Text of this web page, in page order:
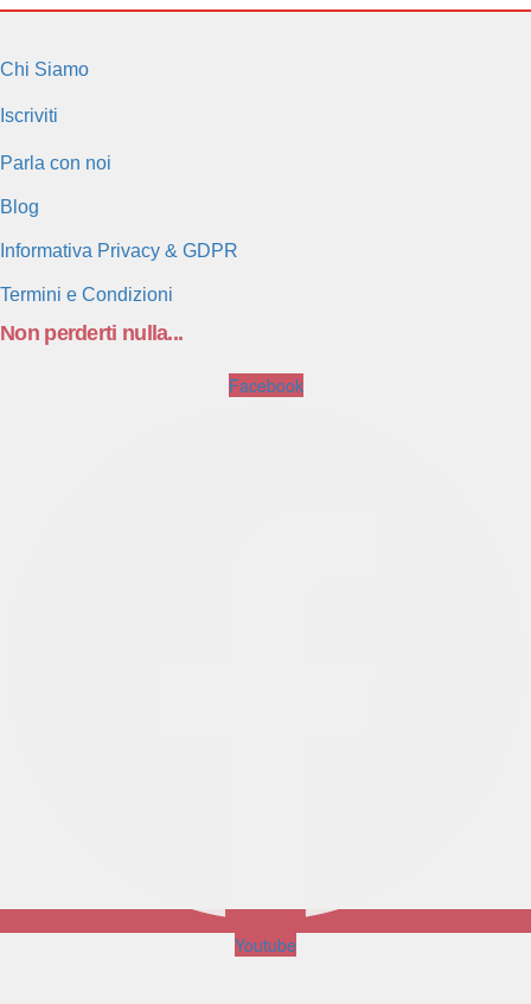
Chi Siamo
Iscriviti
Parla con noi
Blog
Informativa Privacy & GDPR
Termini e Condizioni
Non perderti nulla...
Facebook
Youtube